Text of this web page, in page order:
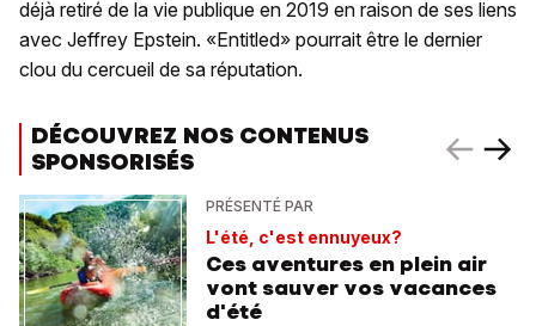
déjà retiré de la vie publique en 2019 en raison de ses liens
avec Jeffrey Epstein. «Entitled» pourrait être le dernier
clou du cercueil de sa réputation.
DÉCOUVREZ NOS CONTENUS
SPONSORISÉS
PRÉSENTÉ PAR
L'été, c'est ennuyeux?
Ces aventures en plein air
vont sauver vos vacances
d'été